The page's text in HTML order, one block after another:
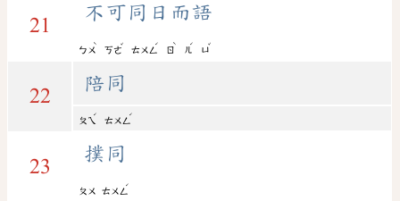
21
不可同日而語
ㄅㄨ
ˋ
ㄎㄜ
ˇ
ㄊㄨㄥ
ˊ
ㄖ
ˋ
ㄦ
ˊ
ㄩ
ˇ
22
陪同
ㄆㄟ
ˊ
ㄊㄨㄥ
ˊ
23
撲同
ㄆㄨ ㄊㄨㄥ
ˊ